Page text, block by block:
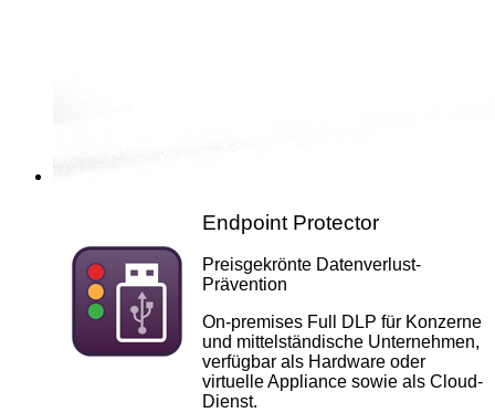
Endpoint Protector
Preisgekrönte Datenverlust-
Prävention
On-premises Full DLP für Konzerne
und mittelständische Unternehmen,
verfügbar als Hardware oder
virtuelle Appliance sowie als Cloud-
Dienst.